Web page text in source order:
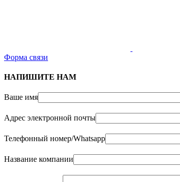
Форма связи
НАПИШИТЕ НАМ
Ваше имя
Адрес электронной почты
Телефонный номер/Whatsapp
Название компании